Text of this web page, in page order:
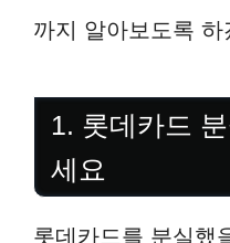
까지 알아보도록 하
1. 롯데카드
세요
롯데카드를 분실했